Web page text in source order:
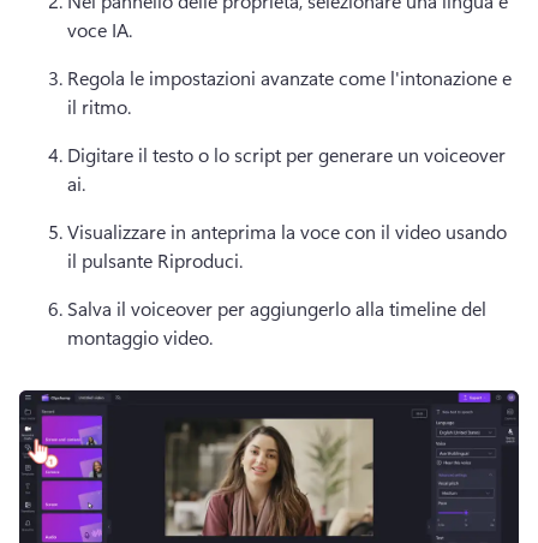
voce IA.
Regola le impostazioni avanzate come l'intonazione e
il ritmo.
Digitare il testo o lo script per generare un voiceover
ai.
Visualizzare in anteprima la voce con il video usando
il pulsante Riproduci.
Salva il voiceover per aggiungerlo alla timeline del
montaggio video.